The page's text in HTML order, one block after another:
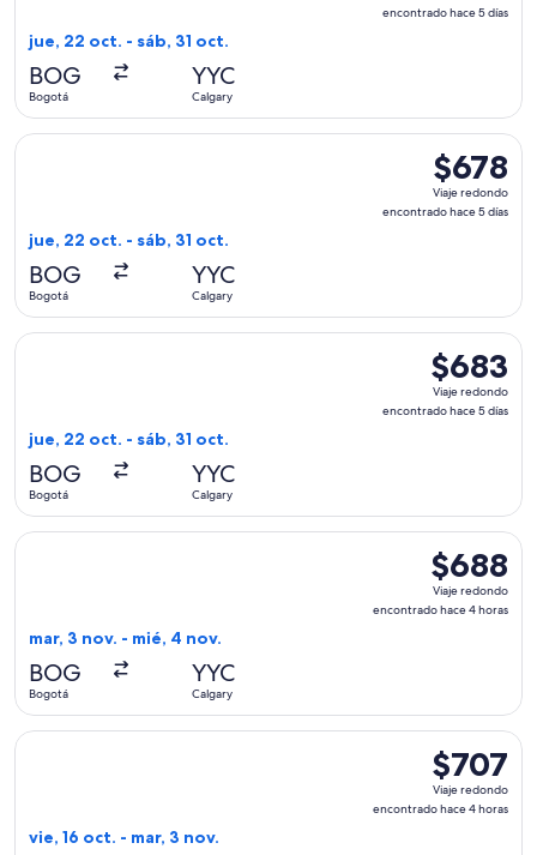
redondo,
encontrado hace 5 días
jue, 22 oct. - sáb, 31 oct.
BOG
Bogotá
YYC
Calgary
$678
Viaje
redondo,
$678
Viaje redondo
encontrado hace 5 días
jue, 22 oct. - sáb, 31 oct.
BOG
Bogotá
YYC
Calgary
Seleccionar vuelo de United, con salida el jue, 22 oct.
$683
Viaje
redondo,
$683
Viaje redondo
encontrado hace 5 días
jue, 22 oct. - sáb, 31 oct.
BOG
Bogotá
YYC
Calgary
Seleccionar vuelo de United, con salida el jue, 22 oct.
$688
Viaje
redondo,
$688
Viaje redondo
encontrado hace 4 horas
mar, 3 nov. - mié, 4 nov.
BOG
Bogotá
YYC
Calgary
Seleccionar vuelo de United, con salida el mar, 3 nov.
$707
Viaje
redondo,
$707
Viaje redondo
encontrado hace 4 horas
vie, 16 oct. - mar, 3 nov.
Seleccionar vuelo de avianca, con salida el vie, 16 oct.